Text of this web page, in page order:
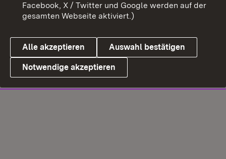
Facebook, X / Twitter und Google werden auf der
gesamten Webseite aktiviert.)
Alle akzeptieren Auswahl bestätigen
Notwendige akzeptieren